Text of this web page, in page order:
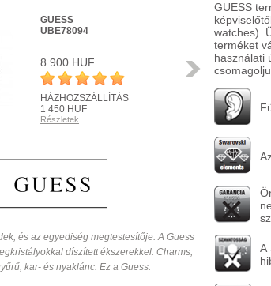
GUESS
watches).
terméket
használati
A
GUESS
UBE78094
8 900 HUF
HÁZHOZSZÁLLÍTÁS
1 450 HUF
Részletek
Következő
és az egyediség megtestesítője. A Guess
díszített ékszerekkel. Charms,
kar- és nyaklánc. Ez a Guess.